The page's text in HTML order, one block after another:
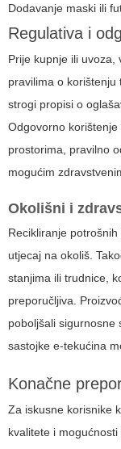
Dodavanje maski ili
Regulativa i
Prije kupnje ili uvoza,
pravilima o
strogi propisi o
Odgovorno
prostorima, pravilno
mogućim
Okolišni i
Recikliranje
utjecaj na okoliš.
stanjima ili trudnice,
preporučljiva.
poboljšali sigurnosne
sastojke e-tekućina
Konačne
Za iskusne korisnike
kvalitete i